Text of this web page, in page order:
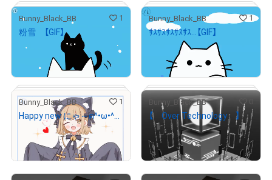
# 2/3
# 1/5
Bunny_Black_BB 1
粉雪 【GIF】
1,000
売出し（初回販売）
Bunny_Black_BB 1
ｻｽｻｽｻｽｻｽｻｽ...【GIF】
売出し（初回販売）
Bunny_Black_BB 1
Happy new にゃ～ฅ^•ω•^ฅ 【GIF】
1,000
売出し（初回販売）
Bunny_Black_BB
【 Over Technology 】
¥1,000
売出し（初回販売）